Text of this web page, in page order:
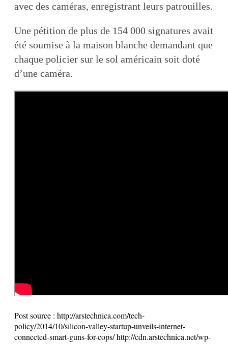
avec des caméras, enregistrant leurs patrouilles.
Une pétition de plus de 154 000 signatures avait
été soumise à la maison blanche demandant que
chaque policier sur le sol américain soit doté
d’une caméra.
Post source : http://arstechnica.com/tech-
policy/2014/10/silicon-valley-startup-unveils-internet-
connected-smart-guns-for-cops/ http://cdn.arstechnica.net/wp-